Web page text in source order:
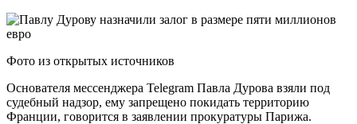
Фото из открытых источников
Основателя мессенджера Telegram Павла Дурова взяли под
судебный надзор, ему запрещено покидать территорию
Франции, говорится в заявлении прокуратуры Парижа.